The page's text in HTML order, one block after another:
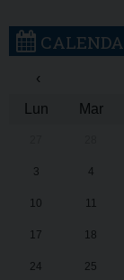
‹
Lun
Mar
3 4
10 11
17 18
24 25